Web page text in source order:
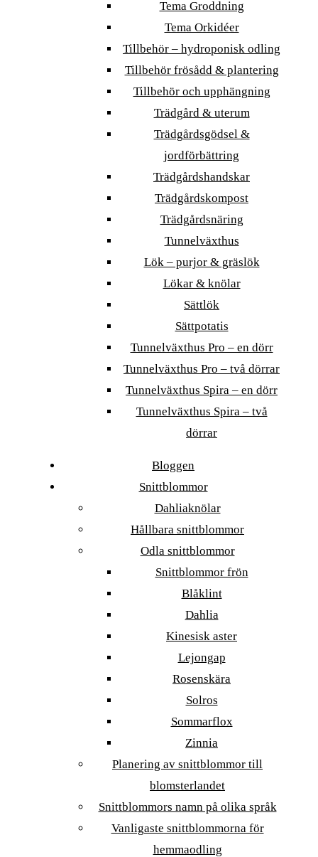
Tema Groddning
Tema Orkidéer
Tillbehör – hydroponisk odling
Tillbehör frösådd & plantering
Tillbehör och upphängning
Trädgård & uterum
Trädgårdsgödsel &
jordförbättring
Trädgårdshandskar
Trädgårdskompost
Trädgårdsnäring
Tunnelväxthus
Lök – purjor & gräslök
Lökar & knölar
Sättlök
Sättpotatis
Tunnelväxthus Pro – en dörr
Tunnelväxthus Pro – två dörrar
Tunnelväxthus Spira – en dörr
Tunnelväxthus Spira – två
dörrar
Bloggen
Snittblommor
Dahliaknölar
Hållbara snittblommor
Odla snittblommor
Snittblommor frön
Blåklint
Dahlia
Kinesisk aster
Lejongap
Rosenskära
Solros
Sommarflox
Zinnia
Planering av snittblommor till
blomsterlandet
Snittblommors namn på olika språk
Vanligaste snittblommorna för
hemmaodling